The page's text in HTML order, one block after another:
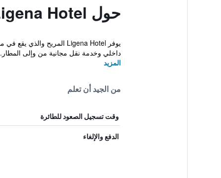
حول Ligena Hotel
داخلي وخدمة نقل مجانية من وإلى المطار.
المزيد
من الجيد أن تعلم
وقت تسجيل الصعود للطائرة
الدفع والإلغاء